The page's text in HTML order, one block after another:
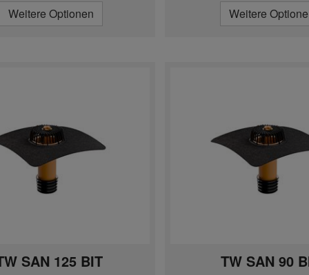
Weitere Optionen Weitere
SAN 125 BIT TW SAN 90